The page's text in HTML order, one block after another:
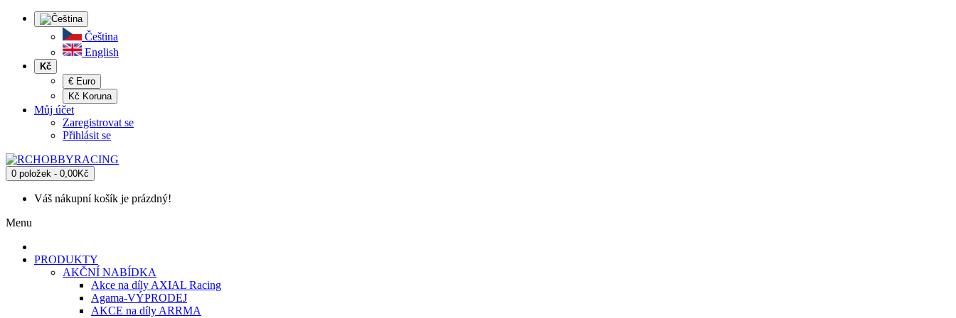
Čeština
English
Kč
€ Euro
Kč Koruna
Můj účet
Zaregistrovat se
Přihlásit se
0 položek - 0,00Kč
Váš nákupní košík je prázdný!
Menu
PRODUKTY
AKČNÍ NABÍDKA
Akce na díly AXIAL Racing
Agama-VÝPRODEJ
AKCE na díly ARRMA